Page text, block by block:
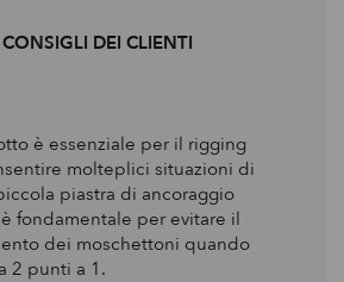
CONSIGLI DEI CLIENTI
è essenziale per il rigging
molteplici situazioni di
piastra di ancoraggio
fondamentale per evitare il
dei moschettoni quando
2 punti a 1.